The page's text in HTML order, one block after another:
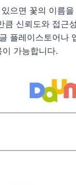
으면 꽃의 이름
큼 신뢰도와 접근
플레이스토어나
가능합니다.